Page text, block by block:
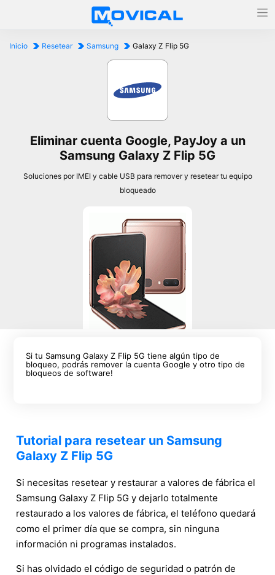
Inicio Resetear Samsung Galaxy Z Flip 5G
Eliminar cuenta Google, PayJoy a un
Samsung Galaxy Z Flip 5G
Soluciones por IMEI y cable USB para remover y resetear tu equipo
bloqueado
Si tu Samsung Galaxy Z Flip 5G tiene algún tipo de
bloqueo, podrás remover la cuenta Google y otro tipo de
bloqueos de software!
Tutorial para resetear un Samsung
Galaxy Z Flip 5G
Si necesitas resetear y restaurar a valores de fábrica el
Samsung Galaxy Z Flip 5G y dejarlo totalmente
restaurado a los valores de fábrica, el teléfono quedará
como el primer día que se compra, sin ninguna
información ni programas instalados.
Si has olvidado el código de seguridad o patrón de